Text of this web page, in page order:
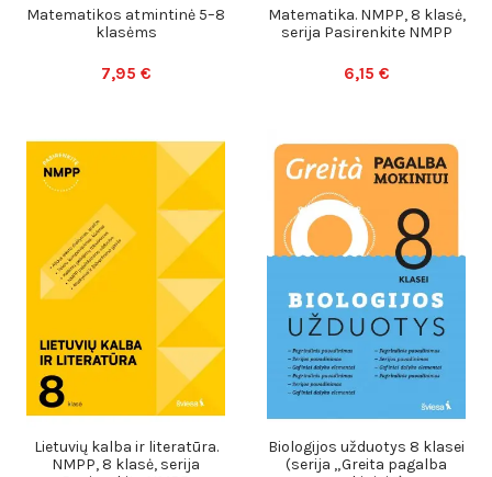
Matematikos atmintinė 5–8
klasėms
7,95 €
Matematika. NMPP, 8 klasė,
serija Pasirenkite NMPP
6,15 €
Lietuvių kalba ir literatūra.
NMPP, 8 klasė, serija
Biologijos užduotys 8 klasei
(serija „Greita pagalba